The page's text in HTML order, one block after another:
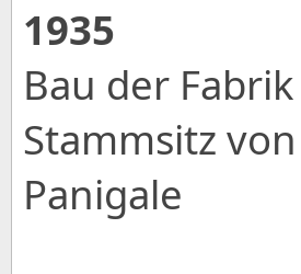
1935
Bau der
Stammsitz
Panigale